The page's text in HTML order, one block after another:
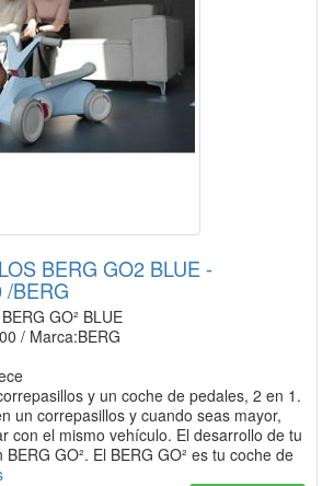
BERG GO2 BLUE -
/BERG
GO² BLUE
/ Marca:BERG
y un coche de pedales, 2 en 1.
un correpasillos y cuando seas mayor,
con el mismo vehículo. El desarrollo de tu
GO². El BERG GO² es tu coche de